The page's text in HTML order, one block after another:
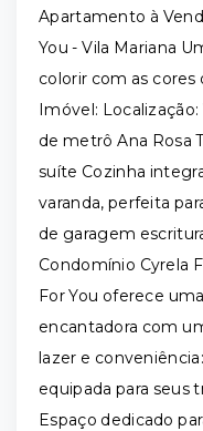
Apartamento à
You - Vila Mariana
colorir com as cores
Imóvel:
de metrô Ana Rosa
suíte Cozinha
varanda, perfeita
de garagem
Condomínio Cyrela
For You oferece
encantadora com
lazer e
equipada para seus
Espaço dedicado